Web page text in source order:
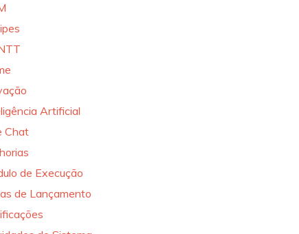
Artificial
Chat
de Execução
de Lançamento